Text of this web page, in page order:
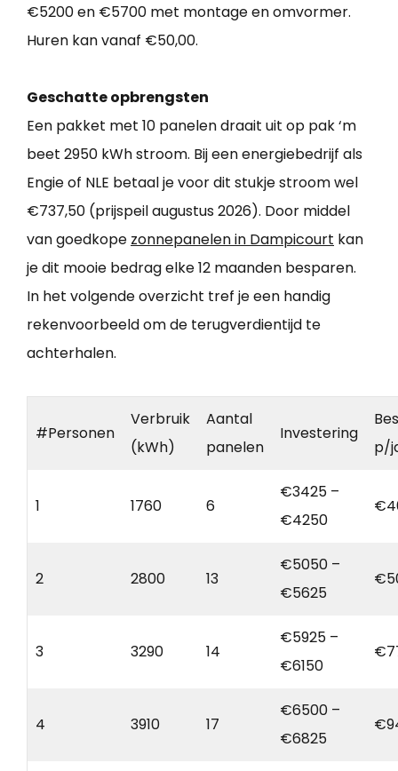
€5200 en €5700 met montage en omvormer.
Huren kan vanaf €50,00.
Geschatte opbrengsten
Een pakket met 10 panelen draait uit op pak ‘m
beet 2950 kWh stroom. Bij een energiebedrijf als
Engie of NLE betaal je voor dit stukje stroom wel
€737,50 (prijspeil augustus 2026). Door middel
van goedkope zonnepanelen in Dampicourt kan
je dit mooie bedrag elke 12 maanden besparen.
In het volgende overzicht tref je een handig
rekenvoorbeeld om de terugverdientijd te
achterhalen.
#Personen
Verbruik
(kWh)
Aantal
panelen
Investering
p/
1 1760 6
€3425 –
€4250
2 2800 13
€5050 –
€5625
3 3290 14
€5925 –
€6150
4 3910 17
€6500 –
€6825